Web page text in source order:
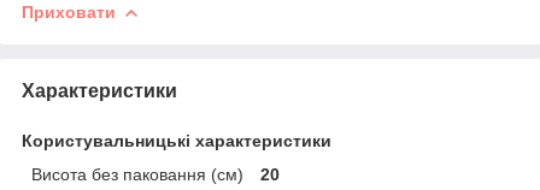
Приховати
Характеристики
Користувальницькі характеристики
Висота без паковання (см)
20